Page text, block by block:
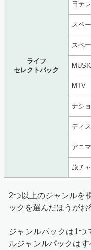
ライフ
セレクトパック
日テ
スペ
スペ
MTV
ナシ
ディ
アニ
旅チ
2つ以上のジャンルを
ックを選んだほうがお
ジャンルパックは1つ
ルジャンルパックは